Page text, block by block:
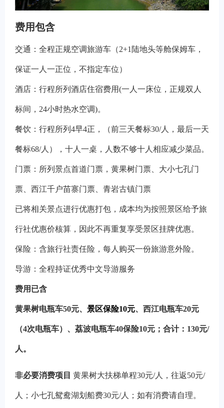
费用包含
交通：全程正规空调旅游车（2+1陆地头等舱保姆车，
保证一人一正位，不指定车位）
酒店：行程所列酒店住宿费用(一人一床位，正规双人
标间，24小时热水空调)。
餐饮：行程所列4早4正， （前三天餐标30/人，最后一天
餐标68/人 ） ，十人一桌，人数不够十人相应减少菜品。
门票：所列景点首道门票，黄果树门票、大小七孔门
票、西江千户苗寨门票、青岩古镇门票
已将相关景点进行优惠打包，成本均为按照景区给予旅
行社优惠价核算，因此不再重复享受景区挂牌优惠。
保险：含旅行社责任险，每人购买一份旅游意外险。
导游：全程持证优秀中文导游服务
费用已含
黄果树电瓶车50元、 景区保险10元、西江电瓶车20元
（4次电瓶车）、荔波电瓶车40保险10元；合计：130元/
人。
非必要消费项目 黄果树大扶梯单程30元/人，往返50元/
人；小七孔鸳鸯湖划船费30元/人；如有消费请自理。